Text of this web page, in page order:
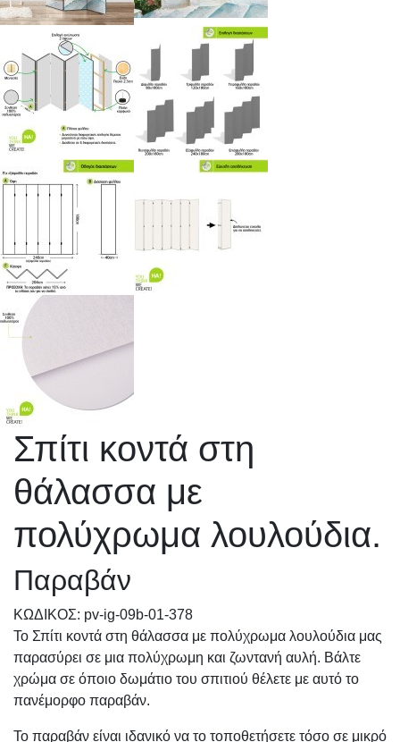
Σπίτι κοντά στη
θάλασσα με
πολύχρωμα λουλούδια.
Παραβάν
KΩΔΙΚΟΣ: pv-ig-09b-01-378
Το Σπίτι κοντά στη θάλασσα με πολύχρωμα λουλούδια μας
παρασύρει σε μια πολύχρωμη και ζωντανή αυλή. Βάλτε
χρώμα σε όποιο δωμάτιο του σπιτιού θέλετε με αυτό το
πανέμορφο παραβάν.
Το παραβάν είναι ιδανικό να το τοποθετήσετε τόσο σε μικρό